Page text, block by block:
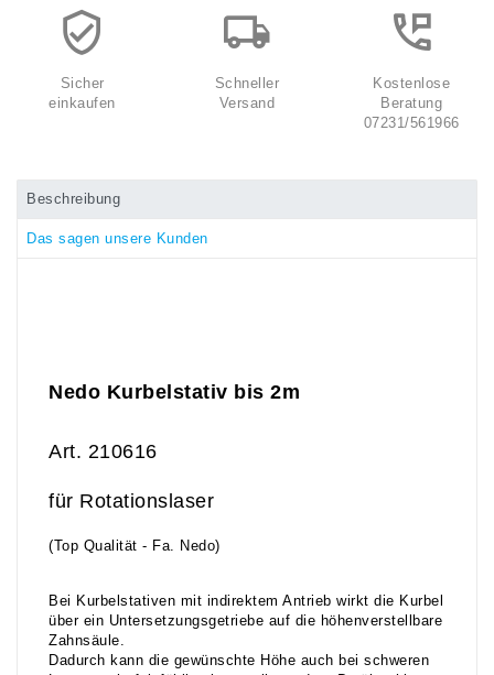
Sicher
einkaufen
Schneller
Versand
Kostenlose
Beratung
07231/561966
Beschreibung
Das sagen unsere Kunden
Nedo Kurbelstativ bis 2m
Art. 210616
für Rotationslaser
(Top Qualität - Fa. Nedo)
Bei Kurbelstativen mit indirektem Antrieb wirkt die Kurbel
über ein Untersetzungsgetriebe auf die höhenverstellbare
Zahnsäule.
Dadurch kann die gewünschte Höhe auch bei schweren